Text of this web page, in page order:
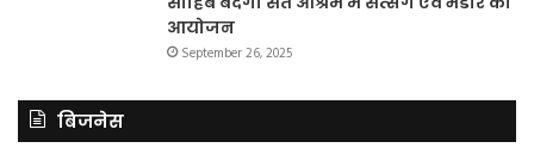
आयोजन
September 26, 2025
बिजनेस